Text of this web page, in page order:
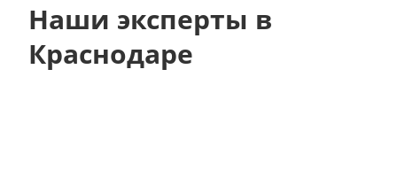
Наши эксперты в
Краснодаре